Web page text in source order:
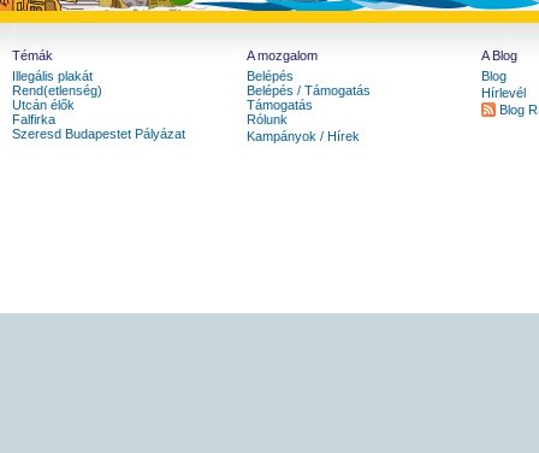
Témák
Illegális plakát
Rend(etlenség)
Utcán élők
Falfirka
Szeresd Budapestet Pályázat
A mozgalom
Belépés
Belépés / Támogatás
Támogatás
Rólunk
Kampányok / Hírek
A Blog
Blog
Hírlevél
Blog